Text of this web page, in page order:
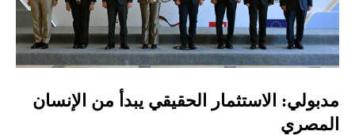
مدبولي: الاستثمار الحقيقي يبدأ من الإنسان
المصري